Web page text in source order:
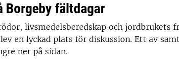
Borgeby fältdagar
livsmedelsberedskap och jordbrukets
en lyckad plats för diskussion. Ett av
ner på sidan.